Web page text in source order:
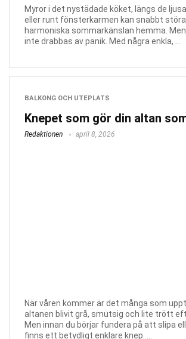
Myror i det nystädade köket, längs de
eller runt fönsterkarmen kan snabbt
harmoniska sommarkänslan hemma.
inte drabbas av panik. Med några enkla, ...
BALKONG OCH UTEPLATS
Knepet som gör din altan
Redaktionen april 8, 2026
När våren kommer är det många som
altanen blivit grå, smutsig och lite trött
Men innan du börjar fundera på att slipa
finns ett betydligt enklare knep. ...